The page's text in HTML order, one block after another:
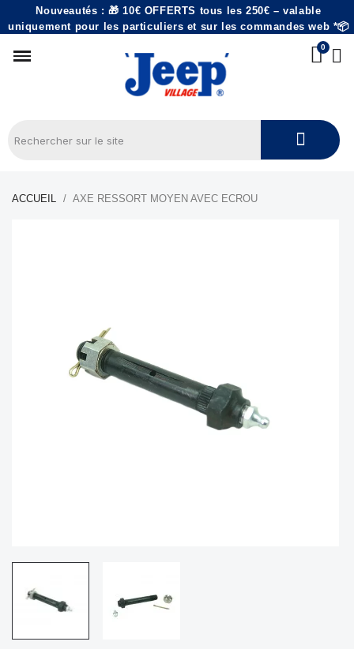
Nouveautés : 🎁 10€ OFFERTS tous les 250€ – valable
uniquement pour les particuliers et sur les commandes web *📦
ACCUEIL AXE RESSORT MOYEN AVEC ECROU